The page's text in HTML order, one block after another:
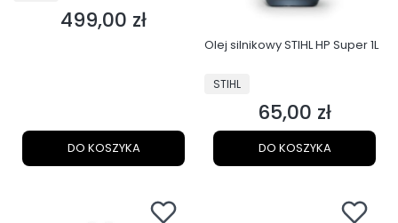
Cena
499,00 zł
DO KOSZYKA
Olej silnikowy STIHL HP Super 1L
PRODUCENT
STIHL
Cena
65,00 zł
DO KOSZYKA